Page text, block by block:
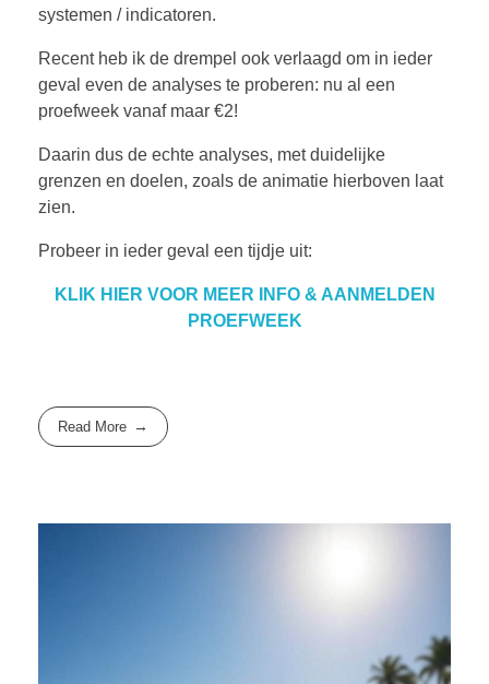
systemen / indicatoren.
Recent heb ik de drempel ook verlaagd om in ieder
geval even de analyses te proberen: nu al een
proefweek vanaf maar €2!
Daarin dus de echte analyses, met duidelijke
grenzen en doelen, zoals de animatie hierboven laat
zien.
Probeer in ieder geval een tijdje uit:
KLIK HIER VOOR MEER INFO & AANMELDEN
PROEFWEEK
Read More